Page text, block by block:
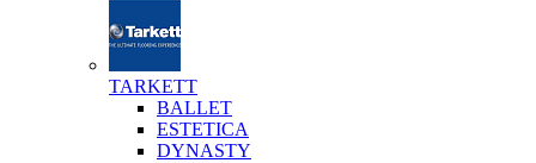
TARKETT
BALLET
ESTETICA
DYNASTY